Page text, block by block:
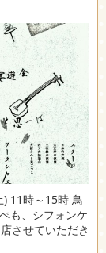
11時～15時 鳥
も、シフォンケ
させていただき